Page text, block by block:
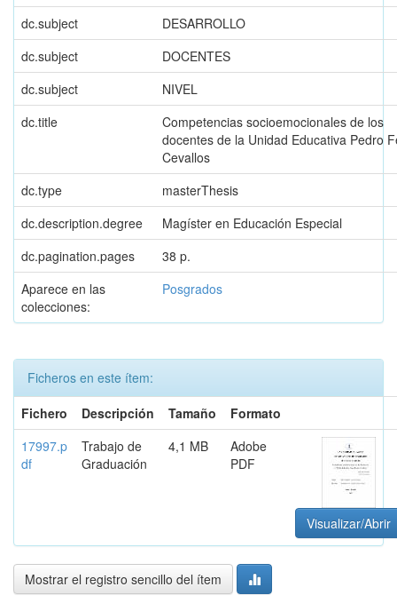
dc.subject
DESARROLLO
dc.subject
DOCENTES
dc.subject
NIVEL
dc.title
Competencias socioemocionales de los
docentes de la Unidad Educativa Pedro
Cevallos
dc.type
masterThesis
dc.description.degree
Magíster en Educación Especial
dc.pagination.pages
38 p.
Aparece en las
colecciones:
Posgrados
Ficheros en este ítem:
Fichero
Descripción Tamaño
Formato
17997.p
df
Trabajo de
Graduación
4,1 MB
Adobe
PDF
Visualizar/Abrir
Mostrar el registro sencillo del ítem